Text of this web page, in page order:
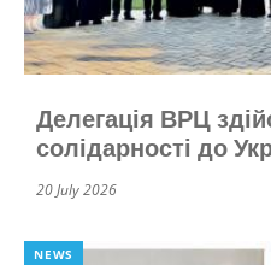
Делегація ВРЦ
солідарності до
20 July 2026
NEWS